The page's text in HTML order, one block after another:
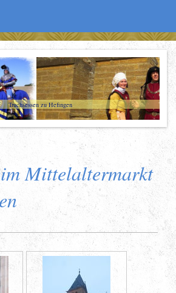
Truchsessen zu Hefingen
Mittelaltermarkt